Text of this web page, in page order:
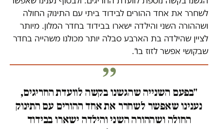
לשחרר את אחד ההורים לבידוד ביתי עם התינוק החולה
ושההורה השני והילדה ישארו בבידוד בחדר המלון. מיותר
לציין שהילדה בת הארבע סבלה יותר מכולנו משהייה בחדר
שבקושי אפשר לזוז בו".
"בפעם השנייה שהגשנו בקשה לוועדת החריגים,
נענינו שאפשר לשחרר את אחד ההורים עם התינוק
החולה ושההורה השני והילדה ישארו בבידוד